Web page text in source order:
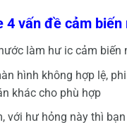
4 vấn đề cảm
làm hư ic cảm biến
hình không hợp lệ,
khác cho phù hợp
với hư hỏng này thì